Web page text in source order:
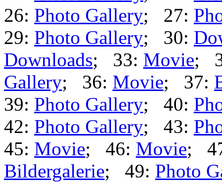
26: Photo Gallery; 27:
29: Photo Gallery; 30:
Downloads; 33: Movie;
Gallery; 36: Movie; 37:
39: Photo Gallery; 40:
42: Photo Gallery; 43:
45: Movie; 46: Movie;
Bildergalerie; 49: Photo